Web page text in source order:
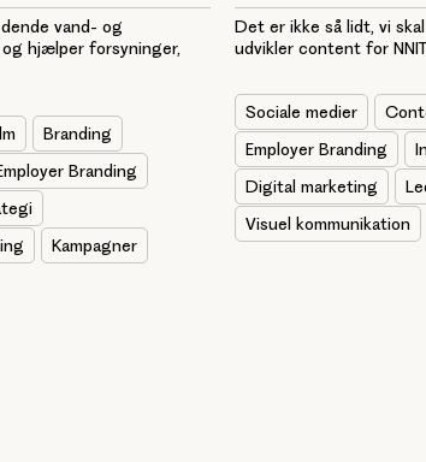
vand- og
hjælper forsyninger,
Branding
Branding
Kampagner
Det er ikke så lidt, vi
udvikler content for
Sociale medier
Employer Branding
Digital marketing
Visuel kommunikation